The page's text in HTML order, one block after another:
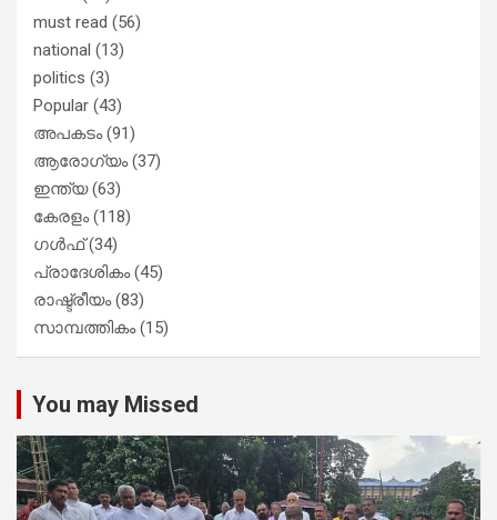
must read (56)
national (13)
politics (3)
Popular (43)
അപകടം(91)
ആരോഗ്യം(37)
ഇന്ത്യ(63)
കേരളം(118)
ഗൾഫ്(34)
പ്രാദേശികം(45)
രാഷ്ട്രീയം(83)
സാമ്പത്തികം(15)
You may Missed